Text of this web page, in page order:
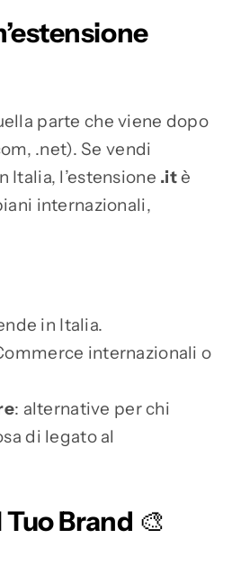
parte che viene dopo
.net). Se vendi
Italia, l’estensione .itè
internazionali,
in Italia.
internazionali o
: alternative per chi
di legato al
Brand 🎨